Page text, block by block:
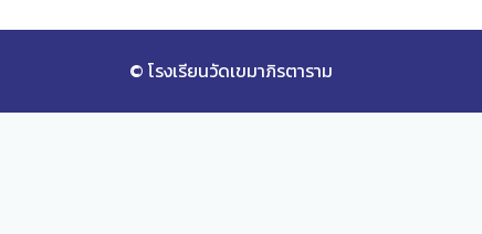
© โรงเรียนวัดเขมาภิรตาราม